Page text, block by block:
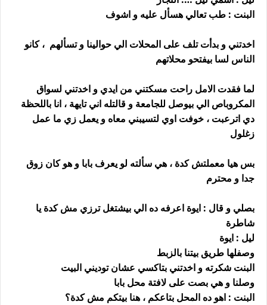
البنت : طب تعالي هسأل عليه و اشوف
اخدتني و بدأت تلف على المحلات الي حوالينا و تسألهم ، كانو
الناس لسا بيفتحو محلاتهم
لما فقدت الامل راحت مسكتني من ايدي و اخدتني لسواق
المكروباص الي بيوصل للجامعة و قالتله اني تايهة ، انا باللحظة
دي اترعبت ، خوفت اوي لتسيبني معاه و يعمل زي ما عمل
زغلول
بس هيا معملتش كدة ، هي سألته لو يعرف بابا و هو كان زوق
جدا و محترم
بصلي و قال : ايوة اعرفه ده الي بيشتغل ترزي مش كدة يا
شاطرة
ليل : ايوة
وصفلها طريق بيتنا بالزبط
البنت شكرته و اخدتني بتاكسي عشان توديني البيت
وصلنا و هي بصت على لافتة محل بابا
البنت : اهو ده المحل بتاعكم ، هنا بيتكم مش كدة؟